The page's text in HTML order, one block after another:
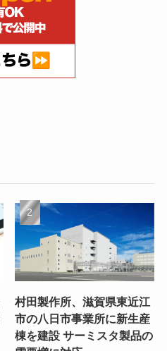
村田製作所、滋賀県東近江
市の八日市事業所に新生産
棟を建設 サーミスタ製品の